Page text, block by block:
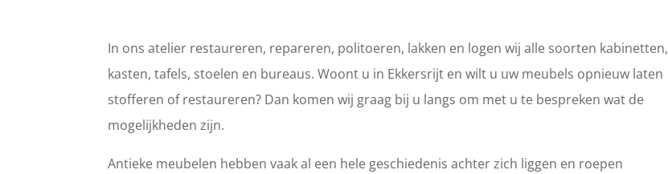
In ons atelier restaureren, repareren, politoeren, lakken en logen wij alle soorten kabinetten,
kasten, tafels, stoelen en bureaus. Woont u in Ekkersrijt en wilt u uw meubels opnieuw laten
stofferen of restaureren? Dan komen wij graag bij u langs om met u te bespreken wat de
mogelijkheden zijn.
Antieke meubelen hebben vaak al een hele geschiedenis achter zich liggen en roepen